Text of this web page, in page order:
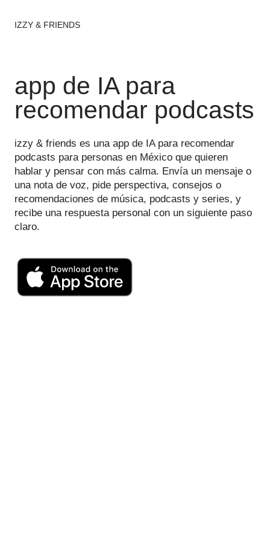
IZZY & FRIENDS
app de IA para
recomendar podcasts
izzy & friends es una app de IA para recomendar
podcasts para personas en México que quieren
hablar y pensar con más calma. Envía un mensaje o
una nota de voz, pide perspectiva, consejos o
recomendaciones de música, podcasts y series, y
recibe una respuesta personal con un siguiente paso
claro.